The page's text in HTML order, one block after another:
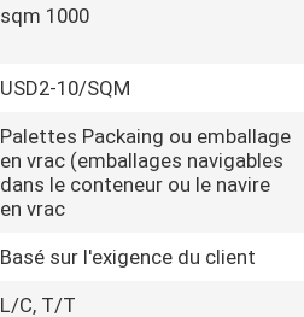
sqm 1000
USD2-10/SQM
Palettes Packaing ou emballage
en vrac (emballages navigables
dans le conteneur ou le navire
en vrac
Basé sur l'exigence du client
L/C, T/T